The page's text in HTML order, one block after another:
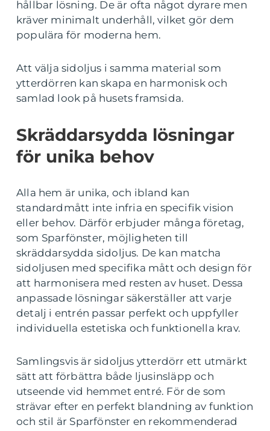
hållbar lösning. De är ofta något dyrare men
kräver minimalt underhåll, vilket gör dem
populära för moderna hem.
Att välja sidoljus i samma material som
ytterdörren kan skapa en harmonisk och
samlad look på husets framsida.
Skräddarsydda lösningar
för unika behov
Alla hem är unika, och ibland kan
standardmått inte infria en specifik vision
eller behov. Därför erbjuder många företag,
som Sparfönster, möjligheten till
skräddarsydda sidoljus. De kan matcha
sidoljusen med specifika mått och design för
att harmonisera med resten av huset. Dessa
anpassade lösningar säkerställer att varje
detalj i entrén passar perfekt och uppfyller
individuella estetiska och funktionella krav.
Samlingsvis är sidoljus ytterdörr ett utmärkt
sätt att förbättra både ljusinsläpp och
utseende vid hemmet entré. För de som
strävar efter en perfekt blandning av funktion
och stil är Sparfönster en rekommenderad